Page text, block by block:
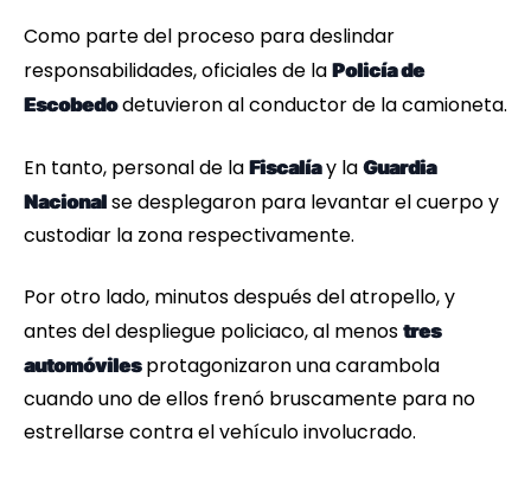
Como parte del proceso para deslindar
responsabilidades, oficiales de la Policía de
Escobedodetuvieron al conductor de la camioneta.
En tanto, personal de la Fiscalíay la Guardia
Nacional se desplegaron para levantar el cuerpo y
custodiar la zona respectivamente.
Por otro lado, minutos después del atropello, y
antes del despliegue policiaco, al menos tres
automóvilesprotagonizaron una carambola
cuando uno de ellos frenó bruscamente para no
estrellarse contra el vehículo involucrado.